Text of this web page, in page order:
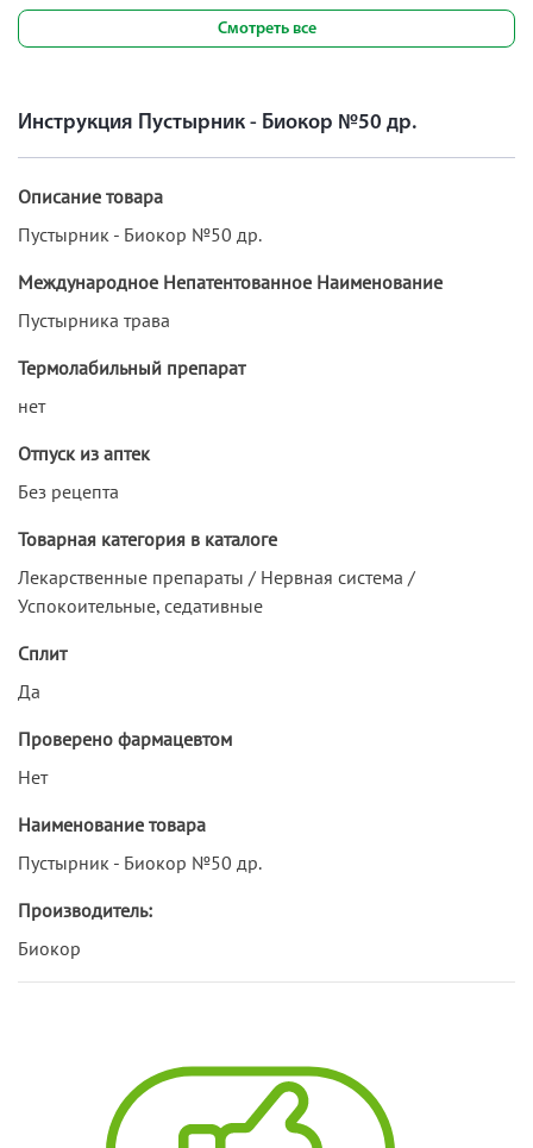
Смотреть все
Инструкция Пустырник - Биокор №50 др.
Описание товара
Пустырник - Биокор №50 др.
Международное Непатентованное Наименование
Пустырника трава
Термолабильный препарат
нет
Отпуск из аптек
Без рецепта
Товарная категория в каталоге
Лекарственные препараты / Нервная система /
Успокоительные, седативные
Сплит
Да
Проверено фармацевтом
Нет
Наименование товара
Пустырник - Биокор №50 др.
Производитель:
Биокор